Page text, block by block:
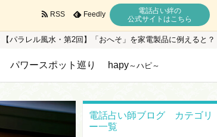
RSS Feedly
電話占い絆の
公式サイトはこちら
【パラレル風水・第2回】「おへそ」を家電製品に例えると？
パワースポット巡り hapy～ハピ～
電話占い師ブログ カテゴリ
ー一覧